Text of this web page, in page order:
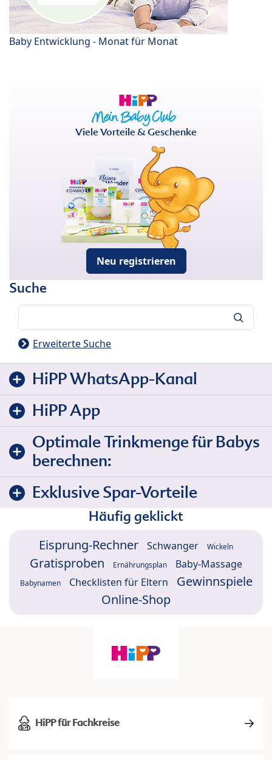
Baby Entwicklung - Monat für Monat
Viele Vorteile & Geschenke
Neu registrieren
Suche
Erweiterte Suche
HiPP WhatsApp-Kanal
HiPP App
Optimale Trinkmenge für Babys
berechnen:
Exklusive Spar-Vorteile
Häufig geklickt
Eisprung-Rechner Schwanger Wickeln
Gratisproben Ernährungsplan Baby-Massage
Babynamen Checklisten für Eltern
Gewinnspiele
Online-Shop
HiPP für Fachkreise